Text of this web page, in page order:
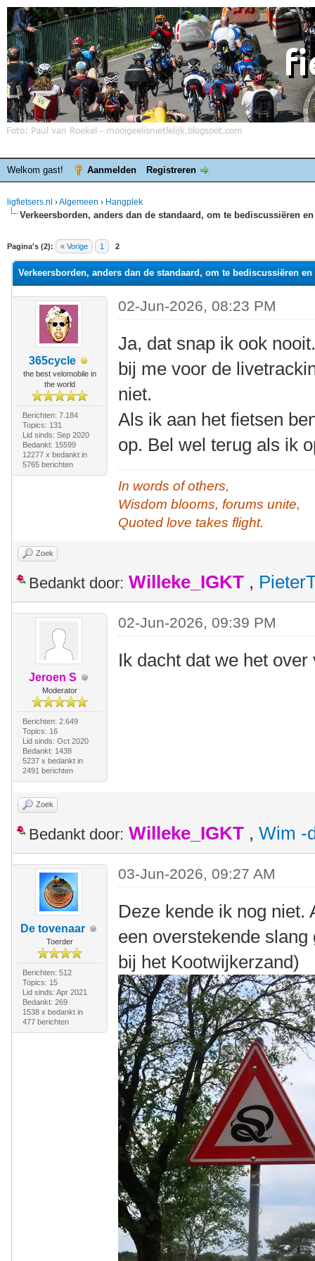
Welkom gast! Aanmelden Registreren
ligfietsers.nl ›Algemeen › Hangplek
Verkeersborden, anders dan de standaard, om te bediscussiëren
Pagina's (2): « Vorige 1 2
waardering is 0
Verkeersborden, anders dan de standaard, om te bediscussiëren en
365cycle
the best velomobile in
the world
Berichten: 7.184
Topics: 131
Lid sinds: Sep 2020
Bedankt: 15599
12277 x bedankt in
5765 berichten
02-Jun-2026, 08:23 PM
Ja, dat snap ik ook
bij me voor de
niet.
Als ik aan het fietsen
op. Bel wel terug als ik
In words of others,
Wisdom blooms, forums unite,
Quoted love takes flight.
Zoek
Bedankt door: Willeke_IGKT ,
Jeroen S
Moderator
Berichten: 2.649
Topics: 16
Lid sinds: Oct 2020
Bedankt: 1438
5237 x bedankt in
2491 berichten
02-Jun-2026, 09:39 PM
Ik dacht dat we het
Zoek
Bedankt door: Willeke_IGKT , Wim -
De tovenaar
Toerder
Berichten: 512
Topics: 15
Lid sinds: Apr 2021
Bedankt: 269
1538 x bedankt in
477 berichten
03-Jun-2026, 09:27 AM
Deze kende ik nog niet.
een overstekende
bij het Kootwijkerzand)